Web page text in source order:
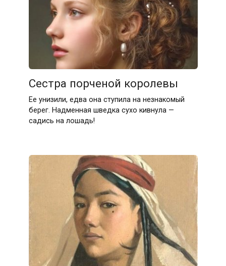
Сестра порченой королевы
Ее унизили, едва она ступила на незнакомый
берег. Надменная шведка сухо кивнула —
садись на лошадь!